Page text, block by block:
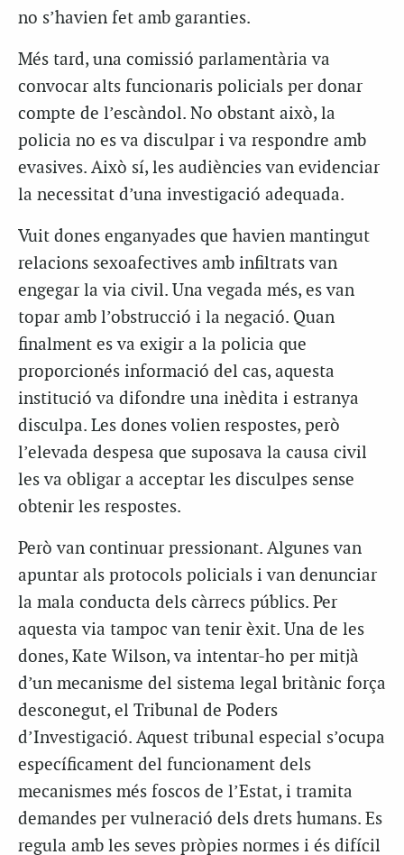
no s’havien fet amb garanties.
Més tard, una comissió parlamentària va
convocar alts funcionaris policials per donar
compte de l’escàndol. No obstant això, la
policia no es va disculpar i va respondre amb
evasives. Això sí, les audiències van evidenciar
la necessitat d’una investigació adequada.
Vuit dones enganyades que havien mantingut
relacions sexoafectives amb infiltrats van
engegar la via civil. Una vegada més, es van
topar amb l’obstrucció i la negació. Quan
finalment es va exigir a la policia que
proporcionés informació del cas, aquesta
institució va difondre una inèdita i estranya
disculpa. Les dones volien respostes, però
l’elevada despesa que suposava la causa civil
les va obligar a acceptar les disculpes sense
obtenir les respostes.
Però van continuar pressionant. Algunes van
apuntar als protocols policials i van denunciar
la mala conducta dels càrrecs públics. Per
aquesta via tampoc van tenir èxit. Una de les
dones, Kate Wilson, va intentar-ho per mitjà
d’un mecanisme del sistema legal britànic força
desconegut, el Tribunal de Poders
d’Investigació. Aquest tribunal especial s’ocupa
específicament del funcionament dels
mecanismes més foscos de l’Estat, i tramita
demandes per vulneració dels drets humans. Es
regula amb les seves pròpies normes i és difícil